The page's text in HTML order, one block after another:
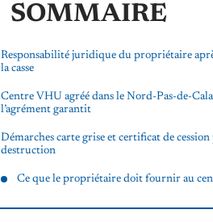
SOMMAIRE
Responsabilité juridique du propriétaire
la casse
Centre VHU agréé dans le Nord-Pas-de-
l’agrément garantit
Démarches carte grise et certificat de
destruction
Ce que le propriétaire doit fournir au